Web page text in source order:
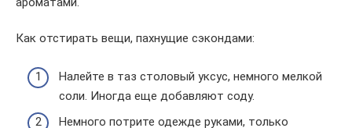
Как отстирать вещи, пахнущие сэкондами:
Налейте в таз столовый уксус, немного мелкой
соли. Иногда еще добавляют соду.
Немного потрите одежде руками, только